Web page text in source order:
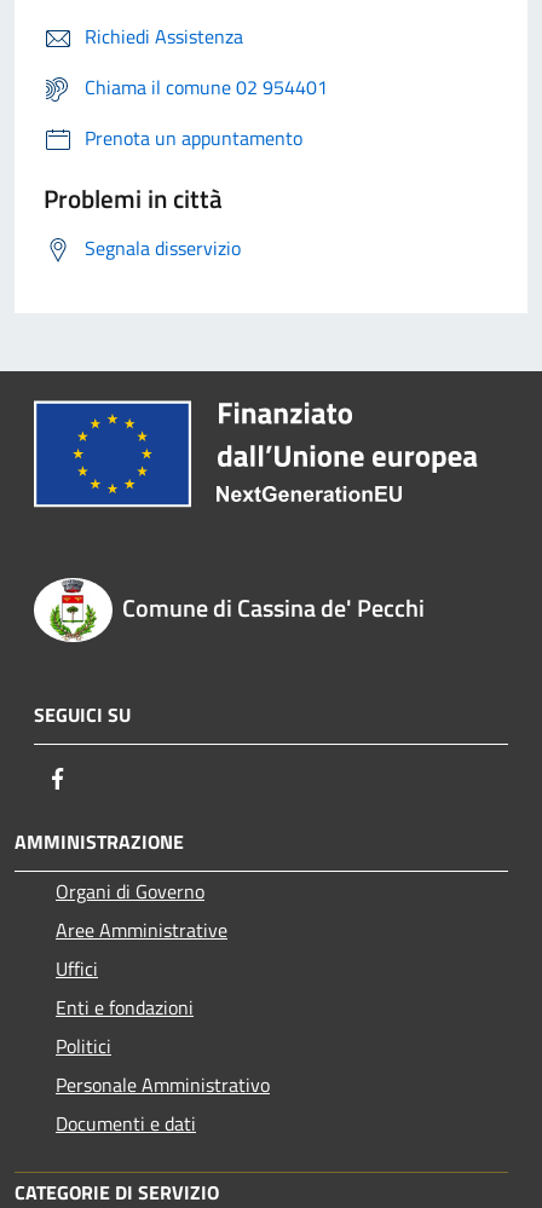
Richiedi Assistenza
Chiama il comune 02 954401
Prenota un appuntamento
Problemi in città
Segnala disservizio
Comune di Cassina de' Pecchi
SEGUICI SU
AMMINISTRAZIONE
Organi di Governo
Aree Amministrative
Uffici
Enti e fondazioni
Politici
Personale Amministrativo
Documenti e dati
CATEGORIE DI SERVIZIO